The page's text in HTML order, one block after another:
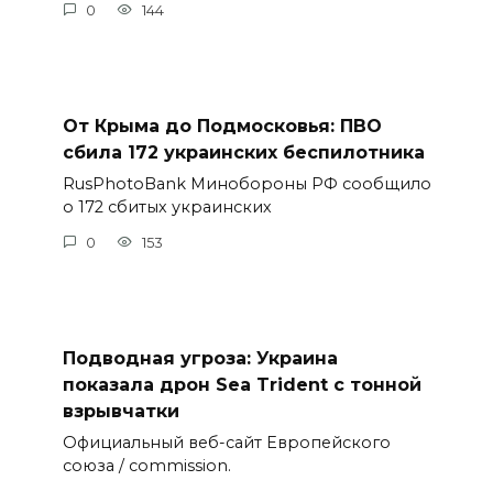
0 144
От Крыма до Подмосковья: ПВО
сбила 172 украинских беспилотника
RusPhotoBank Минобороны РФ сообщило
о 172 сбитых украинских
0 153
Подводная угроза: Украина
показала дрон Sea Trident с тонной
взрывчатки
Официальный веб-сайт Европейского
союза / commission.